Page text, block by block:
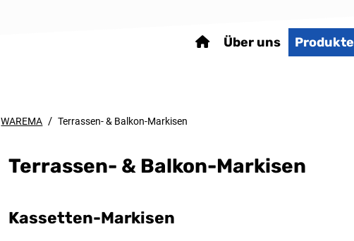
Über uns Produkte
WAREMA / Terrassen- & Balkon-Markisen
Terrassen- & Balkon-Markisen
Kassetten-Markisen